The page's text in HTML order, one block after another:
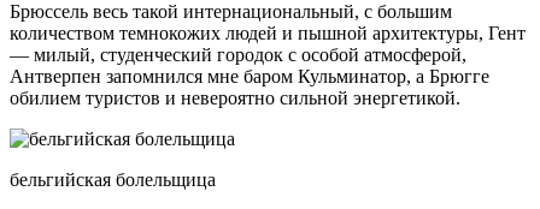
Брюссель весь такой интернациональный, с большим
количеством темнокожих людей и пышной архитектуры, Гент
— милый, студенческий городок с особой атмосферой,
Антверпен запомнился мне баром Кульминатор, а Брюгге
обилием туристов и невероятно сильной энергетикой.
бельгийская болельщица